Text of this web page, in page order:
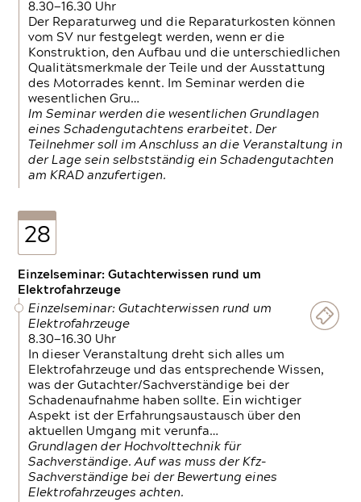
8.30—16.30 Uhr
Der Reparaturweg und die Reparaturkosten können
vom SV nur festgelegt werden, wenn er die
Konstruktion, den Aufbau und die unterschiedlichen
Qualitätsmerkmale der Teile und der Ausstattung
des Motorrades kennt. Im Seminar werden die
wesentlichen Gru…
Im Seminar werden die wesentlichen Grundlagen
eines Schadengutachtens erarbeitet. Der
Teilnehmer soll im Anschluss an die Veranstaltung in
der Lage sein selbstständig ein Schadengutachten
am KRAD anzufertigen.
28
Einzelseminar: Gutachterwissen rund um
Elektrofahrzeuge
Einzelseminar: Gutachterwissen rund um
Elektrofahrzeuge
8.30—16.30 Uhr
In dieser Veranstaltung dreht sich alles um
Elektrofahrzeuge und das entsprechende Wissen,
was der Gutachter/Sachverständige bei der
Schadenaufnahme haben sollte. Ein wichtiger
Aspekt ist der Erfahrungsaustausch über den
aktuellen Umgang mit verunfa…
Grundlagen der Hochvolttechnik für
Sachverständige. Auf was muss der Kfz-
Sachverständige bei der Bewertung eines
Elektrofahrzeuges achten.